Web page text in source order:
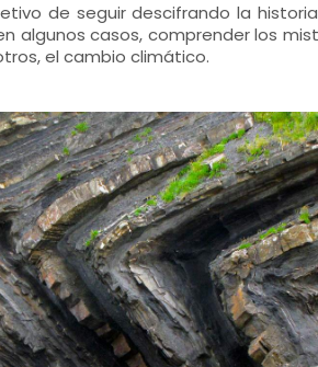
de seguir descifrando la
algunos casos, comprender los
el cambio climático.